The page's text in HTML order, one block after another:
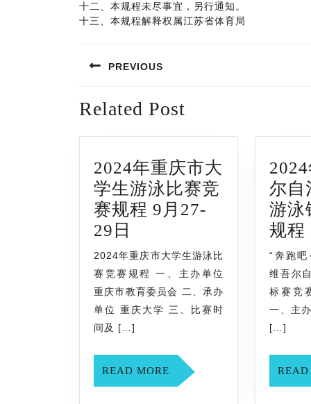
十二、本规程未尽事宜，另行通知。
十三、本规程解释权属江苏省体育局
导
航
PREVIOUS
post:
Related Post
2024年重庆市大
学生游泳比赛竞
赛规程 9月27-
29日
年
重
庆
市
大
学
生
2024年重庆市大学生游泳比
赛竞赛规程 一、主办单位
重庆市教育委员会 二、承办
单位 重庆大学 三、比赛时
间及 […]
READ MORE READ
MORE
尔自
游泳
规程
“奔跑吧
维吾尔
标赛竞
一、主
[…]
READ